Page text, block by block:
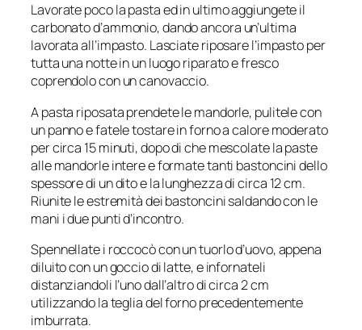
Lavorate poco la pasta ed in ultimo aggiungete il
carbonato d’ammonio, dando ancora un’ultima
lavorata all’impasto. Lasciate riposare l’impasto per
tutta una notte in un luogo riparato e fresco
coprendolo con un canovaccio.
A pasta riposata prendete le mandorle, pulitele con
un panno e fatele tostare in forno a calore moderato
per circa 15 minuti, dopo di che mescolate la paste
alle mandorle intere e formate tanti bastoncini dello
spessore di un dito e la lunghezza di circa 12 cm.
Riunite le estremità dei bastoncini saldando con le
mani i due punti d’incontro.
Spennellate i roccocò con un tuorlo d’uovo, appena
diluito con un goccio di latte, e infornateli
distanziandoli l’uno dall’altro di circa 2 cm
utilizzando la teglia del forno precedentemente
imburrata.